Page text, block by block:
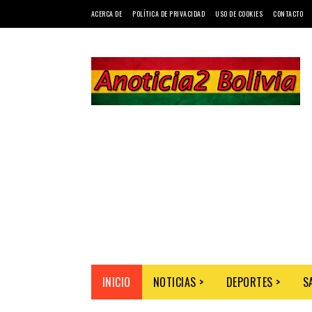
ACERCA DE POLÍTICA DE PRIVACIDAD USO DE COOKIES CONTACTO
INICIO NOTICIAS > DEPORTES >